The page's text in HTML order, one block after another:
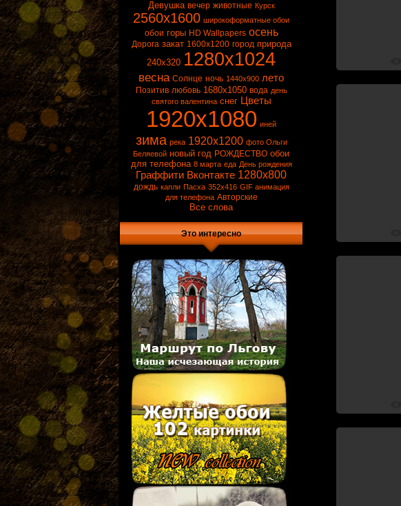
Разные
Обои 1680х1050
Цветные карандаши
Разрешение Вашего монитора
Статьи про обои
Девушка вечер животные Курск
2560x1600 широкоформатные обои
обои горы HD Wallpapers осень
Дорога закат 1600x1200 город природа
240x320 1280x1024
весна Солнце ночь 1440x900 лето
Позитив любовь 1680x1050 вода день
святого валентина снег Цветы
1920x1080 иней
зима река 1920x1200 фото Ольги
Беляевой новый год РОЖДЕСТВО обои
для телефона 8 марта еда День рождения
Граффити Вконтакте 1280x800
дождь капли Пасха 352x416 GIF анимация
для телефона Авторские
Все слова
Это интересно